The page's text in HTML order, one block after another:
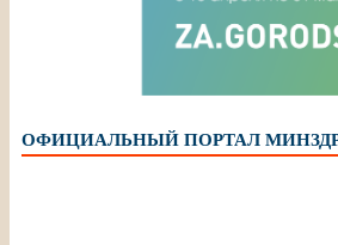
ОФИЦИАЛЬНЫЙ ПОРТАЛ